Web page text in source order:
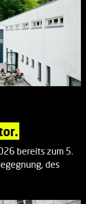
bereits zum 5.
des